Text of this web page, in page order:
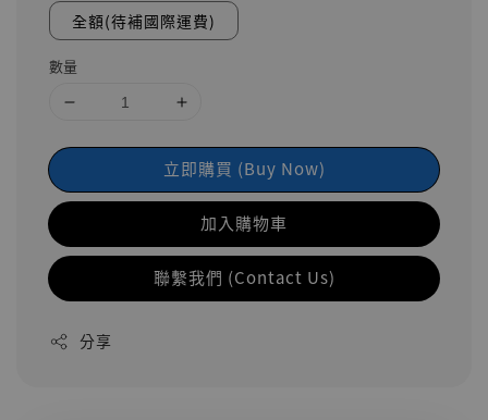
全額(待補國際運費)
數量
立即購買 (Buy Now)
加入購物車
聯繫我們 (Contact Us)
分享